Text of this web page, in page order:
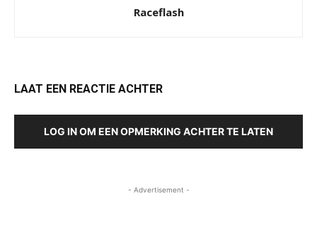
Raceflash
LAAT EEN REACTIE ACHTER
LOG IN OM EEN OPMERKING ACHTER TE LATEN
- Advertisement -